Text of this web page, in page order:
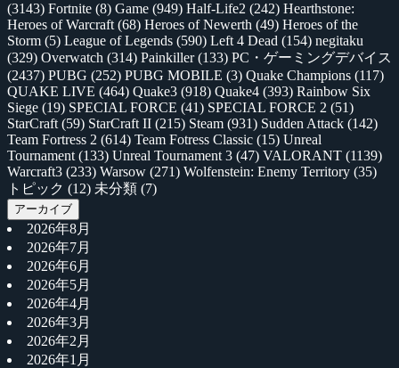
(3143) Fortnite (8) Game (949) Half-Life2 (242) Hearthstone:
Heroes of Warcraft (68) Heroes of Newerth (49) Heroes of the
Storm (5) League of Legends (590) Left 4 Dead (154) negitaku
(329) Overwatch (314) Painkiller(133) PC・ゲーミングデバイス
(2437) PUBG (252) PUBG MOBILE (3) Quake Champions (117)
QUAKE LIVE (464) Quake3 (918) Quake4 (393) Rainbow Six
Siege (19) SPECIAL FORCE (41) SPECIAL FORCE 2 (51)
StarCraft (59) StarCraft II (215) Steam (931) Sudden Attack (142)
Team Fortress 2 (614) Team Fotress Classic (15) Unreal
Tournament (133) Unreal Tournament 3 (47) VALORANT (1139)
Warcraft3 (233) Warsow (271) Wolfenstein: Enemy Territory (35)
トピック (12) 未分類 (7)
アーカイブ
2026年8月
2026年7月
2026年6月
2026年5月
2026年4月
2026年3月
2026年2月
2026年1月